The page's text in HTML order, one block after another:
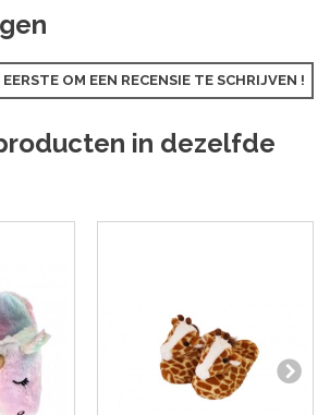
EERSTE OM EEN RECENSIE TE SCHRIJVEN !
in dezelfde